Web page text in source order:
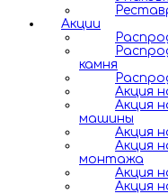
Акции
камня
Акция
Акция
машины
Акция
Акция
монтажа
Акция
Акция